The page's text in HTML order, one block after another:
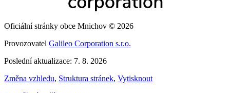
Oficiální stránky obce Mnichov © 2026
Provozovatel Galileo Corporation s.r.o.
Poslední aktualizace: 7. 8. 2026
Změna vzhledu, Struktura stránek, Vytisknout